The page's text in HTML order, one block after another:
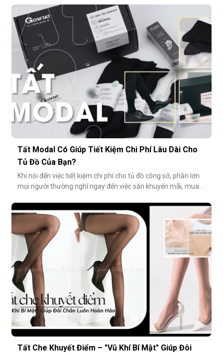
Tuy nhiên, không ít người gặp phải tình huống dở khóc dở
cười: đôi chân phản chiếu ánh sáng trắng loá trong ảnh, lộ rõ
lớp tất khiến
Tất Modal Có Giúp Tiết Kiệm Chi Phí Lâu Dài Cho
Tủ Đồ Của Bạn?
Khi nói đến việc tiết kiệm chi phí cho tủ đồ công sở, phần lớn
mọi người thường nghĩ ngay đến việc săn khuyến mãi, mua
cách tiết kiệm bền vững và tinh tế hơn rất nhiều: đầu tư vào
chất lượng từ những món nhỏ nhất. Cụ thể hơn, tất modal
không chỉ
Tất Che Khuyết Điểm – "Vũ Khí Bí Mật" Giúp Đôi